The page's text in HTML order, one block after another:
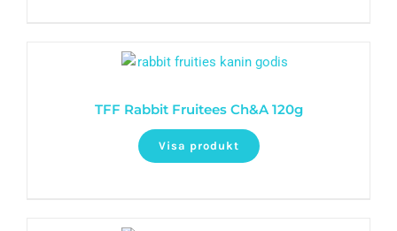
TFF Rabbit Fruitees Ch&A 120g
Visa produkt